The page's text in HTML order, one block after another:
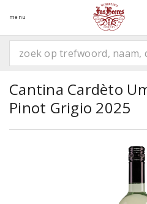
menu
Cantina Cardèto
Pinot Grigio 2025